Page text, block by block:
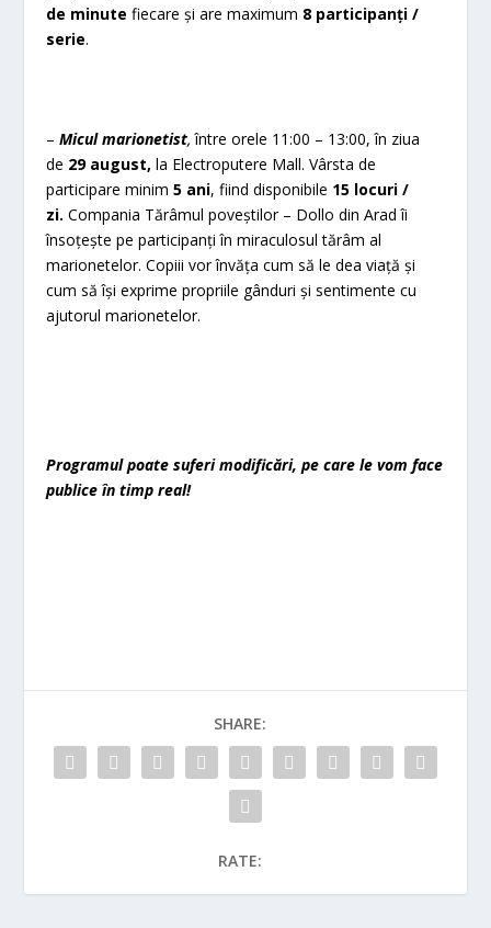
de minutefiecare și are maximum 8 participanți /
serie.
–Micul marionetist, între orele 11:00 – 13:00, în ziua
de 29 august,la Electroputere Mall. Vârsta de
participare minim5 ani, fiind disponibile 15 locuri /
zi. Compania Tărâmul poveștilor – Dollo din Arad îi
însoțește pe participanți în miraculosul tărâm al
marionetelor. Copiii vor învăța cum să le dea viață și
cum să își exprime propriile gânduri și sentimente cu
ajutorul marionetelor.
Programul poate suferi modificări, pe care le vom face
publice în timp real!
SHARE:
RATE: